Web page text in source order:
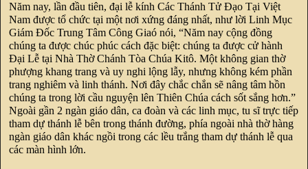
Năm nay, lần đầu tiên, đại lễ kính Các Thánh Tử Đạo Tại Việt
Nam được tổ chức tại một nơi xứng đáng nhất, như lời Linh Mục
Giám Đốc Trung Tâm Công Giaó nói, “Năm nay cộng đồng
chúng ta được chúc phúc cách đặc biệt: chúng ta được cử hành
Đại Lễ tại Nhà Thờ Chánh Tòa Chúa Kitô. Một không gian thờ
phượng khang trang và uy nghi lộng lẫy, nhưng không kém phần
trang nghiêm và linh thánh. Nơi đây chắc chắn sẽ nâng tâm hồn
chúng ta trong lời cầu nguyện lên Thiên Chúa cách sốt sắng hơn.”
Ngoài gần 2 ngàn giáo dân, ca đoàn và các linh mục, tu sĩ trực tiếp
tham dự thánh lễ bên trong thánh đường, phía ngoài nhà thờ hàng
ngàn giáo dân khác ngồi trong các lều trắng tham dự thánh lễ qua
các màn hình lớn.